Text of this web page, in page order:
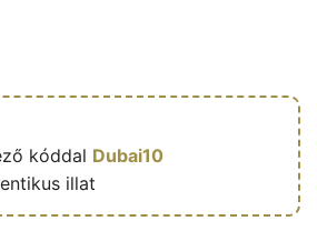
kóddal Dubai10
illat
100ml - Ahmed Al Maghribi